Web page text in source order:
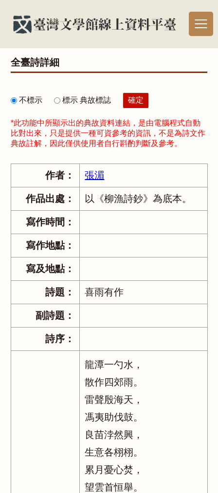
全臺詩詳細
不標示 標示 典故標誌
*此功能中所顯示出的典故資料連結，是由電腦程式自動
比對出來，只是提供一種可資參考的資訊，不是為詩文作
典故註解，因此僅供使用者自行斟酌判斷及參考。
作者： 張湄
作品出處： 以《柳漁詩鈔》為底本。
寫作時間：
寫作地點：
寫及地點：
詩題： 喜雨有作
副詩題：
詩序：
龍潭一勺水，
散作四郊雨。
雷聲殷海天，
馮夷助伐鼓。
良苗浡然興，
生意各栩栩。
累月憂心焚，
望雲首恒舉。